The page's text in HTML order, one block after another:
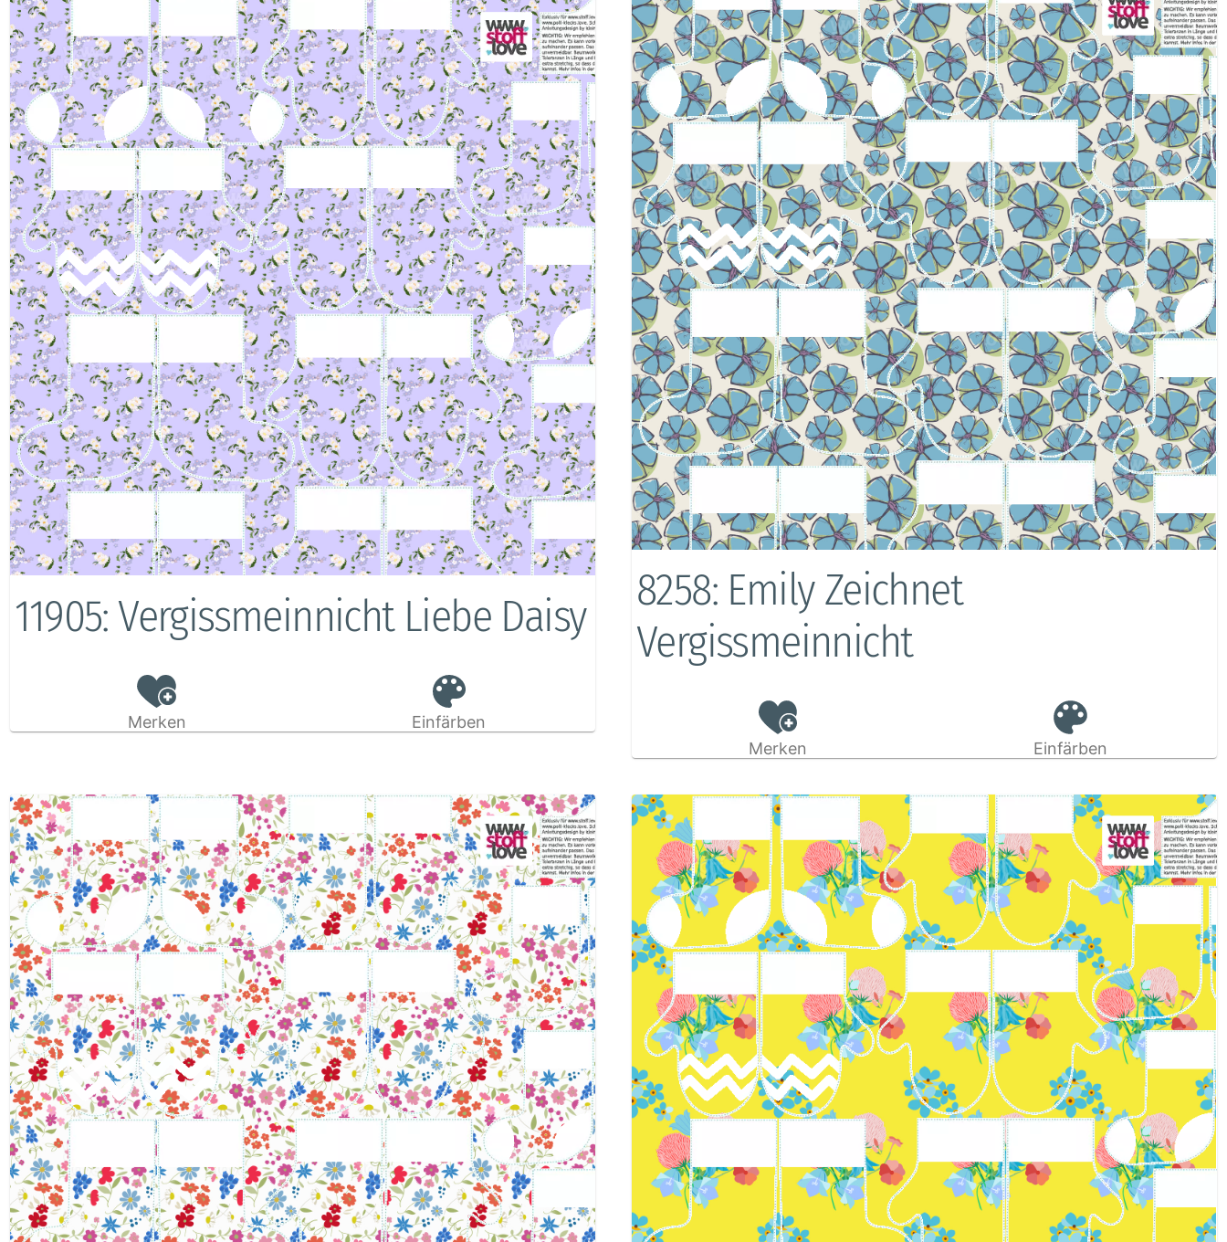
11905: Vergissmeinnicht Liebe Daisy
Merken Einfärben
8258: Emily Zeichnet
Vergissmeinnicht
Merken Einfärben